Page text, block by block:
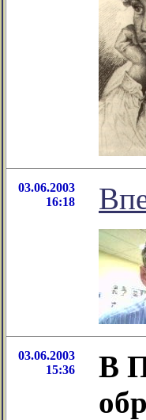
03.06.2003
16:18
03.06.2003
15:36
В